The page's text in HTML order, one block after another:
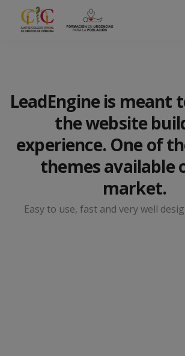
LeadEngine is meant
the website
experience. One of
themes available
market.
Easy to use, fast and very well